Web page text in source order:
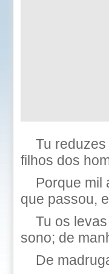
Tu
filhos dos
Porque mil
que passou,
Tu os
sono; de
De